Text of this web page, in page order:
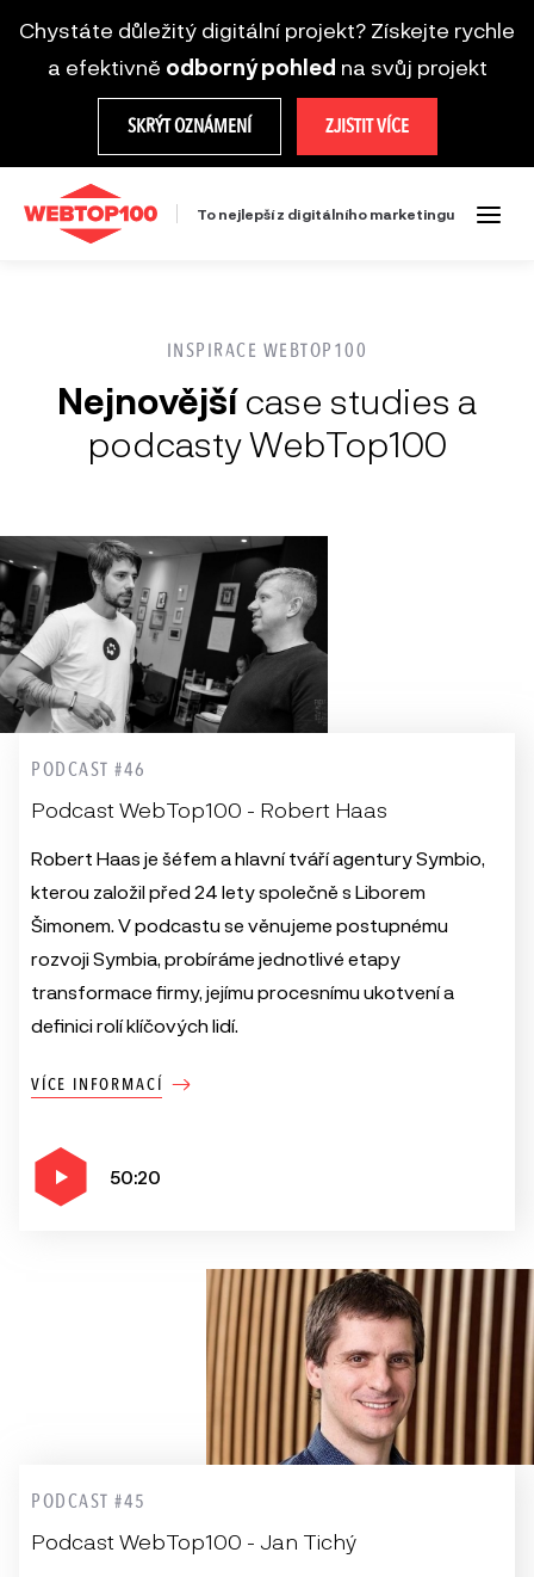
Chystáte důležitý digitální projekt? Získejte rychle
a efektivně odborný pohled na svůj projekt
SKRÝT OZNÁMENÍ ZJISTIT VÍCE
To nejlepší z digitálního marketingu
INSPIRACE WEBTOP100
Nejnovějšícase studies a
podcasty WebTop100
PODCAST #46
Podcast WebTop100 - Robert Haas
Robert Haas je šéfem a hlavní tváří agentury Symbio,
kterou založil před 24 lety společně s Liborem
Šimonem. V podcastu se věnujeme postupnému
rozvoji Symbia, probíráme jednotlivé etapy
transformace firmy, jejímu procesnímu ukotvení a
definici rolí klíčových lidí.
VÍCE INFORMACÍ
50:20
PODCAST #45
Podcast WebTop100 - Jan Tichý